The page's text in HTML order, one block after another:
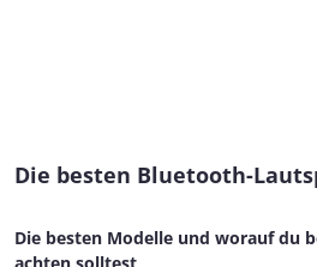
Die besten Bluetooth-
Die besten Modelle und worauf du